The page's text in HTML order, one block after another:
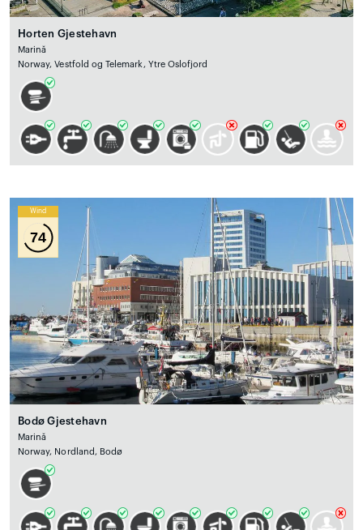
Horten Gjestehavn
Marină
Norway, Vestfold og Telemark, Ytre Oslofjord
Wind
74
Bodø Gjestehavn
Marină
Norway, Nordland, Bodø